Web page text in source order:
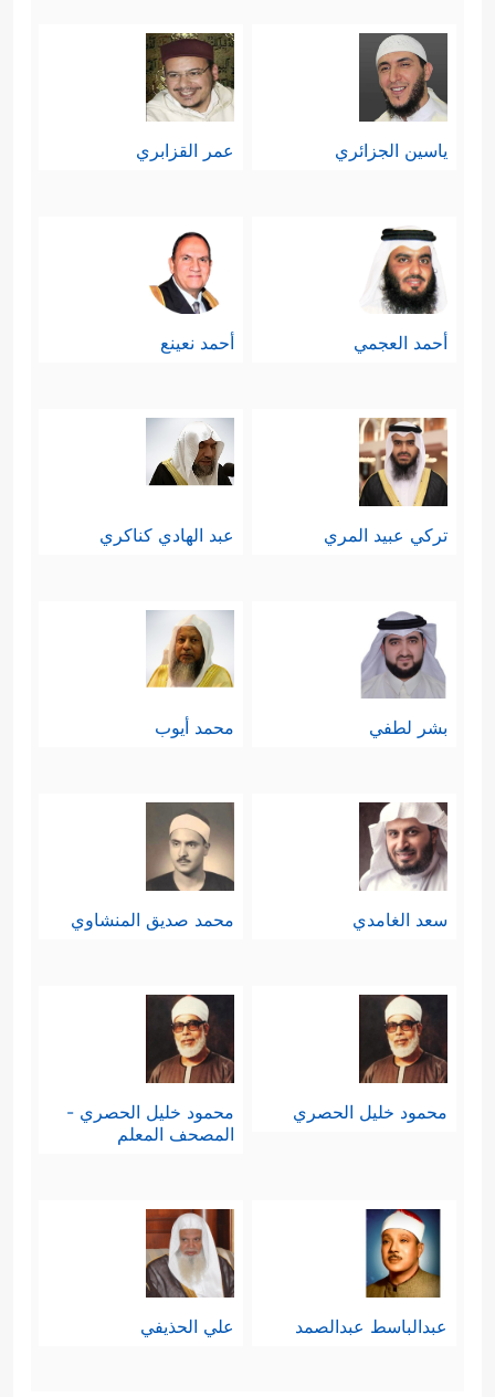
ياسين الجزائري عمر القزابري
أحمد العجمي أحمد نعينع
تركي عبيد المري عبد الهادي كناكري
بشر لطفي محمد أيوب
سعد الغامدي محمد صديق المنشاوي
محمود خليل الحصري
محمود خليل الحصري -
المصحف المعلم
عبدالباسط عبدالصمد علي الحذيفي